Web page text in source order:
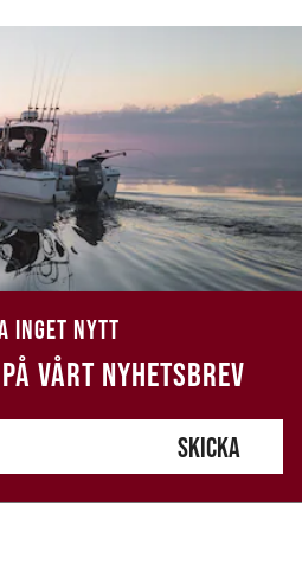
INGET NYTT
VÅRT NYHETSBREV
SKICKA